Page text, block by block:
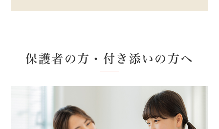
保護者の方・付き添いの方へ